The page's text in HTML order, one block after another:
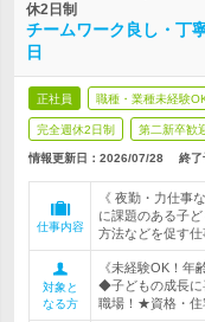
休2日制
チームワーク良し・丁
日
正社員 職種・業種未経験
完全週休2日制 第二新卒歓
情報更新日：2026/07/28 終了
仕事内容
《 夜勤・力仕事
に課題のある子
方法などを促す仕
対象と
なる方
《未経験OK！
◆子どもの成長に
職場！★資格・住